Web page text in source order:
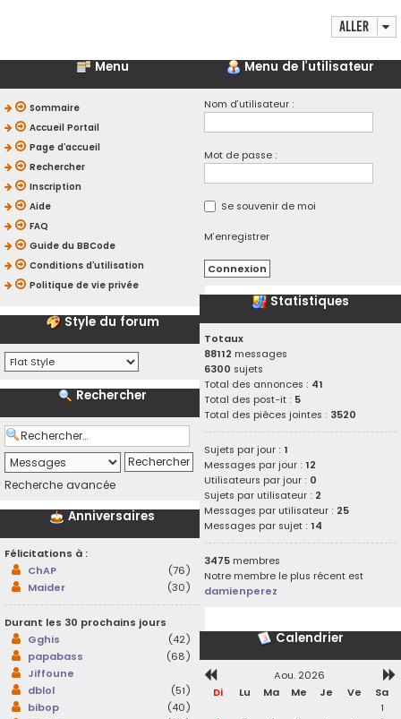
Aller
Menu
Sommaire
Accueil Portail
Page d’accueil
Rechercher
Inscription
Aide
FAQ
Guide du BBCode
Conditions d’utilisation
Politique de vie privée
Style du forum
Rechercher
Recherche avancée
Anniversaires
Félicitations à :
ChAP
(76)
Maider
(30)
Durant les 30 prochains jours
Gghis
(42)
papabass
(68)
Jiffoune
dblol
(51)
bibop
(40)
Menu de l’utilisateur
Nom d’utilisateur :
Mot de passe :
Se souvenir de moi
M’enregistrer
Statistiques
Totaux
88112 messages
6300 sujets
Total des annonces : 41
Total des post-it : 5
Total des pièces jointes : 3520
Sujets par jour :1
Messages par jour :12
Utilisateurs par jour : 0
Sujets par utilisateur : 2
Messages par utilisateur : 25
Messages par sujet :14
3475 membres
Notre membre le plus récent est
damienperez
Calendrier
Aou. 2026
Di
Lu Ma Me Je Ve
Sa
1